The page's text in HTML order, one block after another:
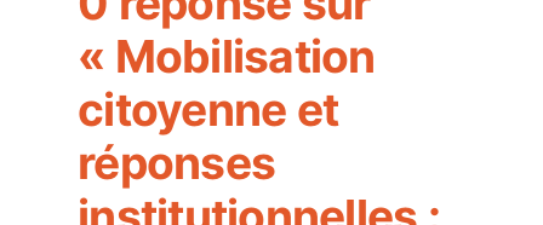
https://forms.office.com/e/fpAaewC6zJ
« Mobilisation
citoyenne et
réponses